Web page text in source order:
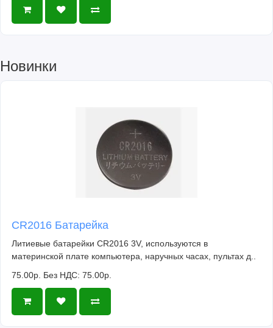
Новинки
CR2016 Батарейка
Литиевые батарейки CR2016 3V, используются в
материнской плате компьютера, наручных часах, пультах д..
75.00р. Без НДС: 75.00р.